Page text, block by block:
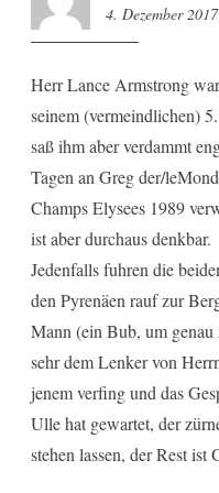
4. Dezember 2017
Herr Lance Armstrong
seinem (vermeindlichen)
saß ihm aber verdammt
Tagen an Greg der/
Champs Elysees 1989
ist aber durchaus denkbar.
Jedenfalls fuhren die
den Pyrenäen rauf zur
Mann (ein Bub, um
sehr dem Lenker von
jenem verfing und das
Ulle hat gewartet, der
stehen lassen, der Rest ist